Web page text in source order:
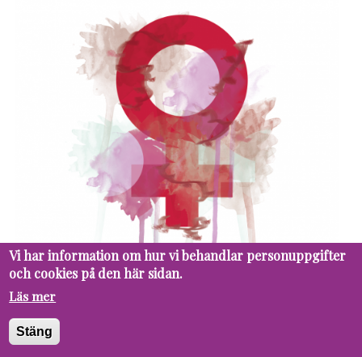
31 MAY PUPIL YOUR RIGHTS
How glorification of productivity
shapes women's lives
Constant deadlines and early mornings make
Vi har information om hur vi behandlar personuppgifter
och cookies på den här sidan.
Läs mer
Stäng